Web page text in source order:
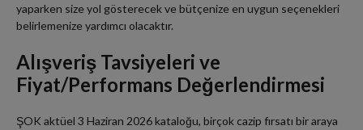
yaparken size yol gösterecek ve bütçenize en uygun seçenekleri
belirlemenize yardımcı olacaktır.
Alışveriş Tavsiyeleri ve
Fiyat/Performans Değerlendirmesi
ŞOK aktüel 3 Haziran 2026 kataloğu, birçok cazip fırsatı bir araya